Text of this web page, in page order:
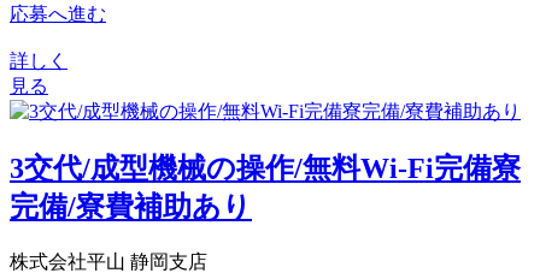
応募へ進む
詳しく
見る
3交代/成型機械の操作/無料Wi-Fi完備寮
完備/寮費補助あり
株式会社平山 静岡支店